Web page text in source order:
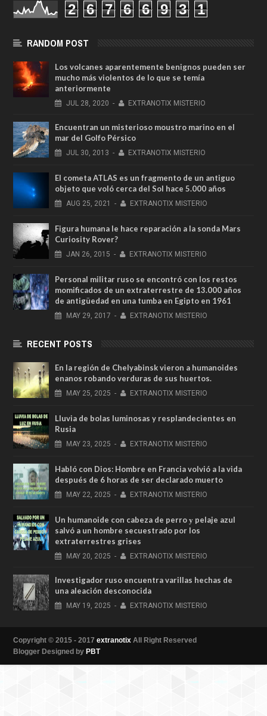
2 6 7 6 6 9 3 1
RANDOM POST
Los volcanes aparentemente benignos pueden ser
mucho más violentos de lo que se temía
anteriormente
JUL 28, 2020 - EXTRANOTIX MISTERIO
Encuentran un misterioso moustro marino en el
mar del Golfo Pérsico
JUL 30, 2013 - EXTRANOTIX MISTERIO
El cometa ATLAS es un fragmento de un antiguo
objeto que voló cerca del Sol hace 5.000 años
AUG 25, 2021 - EXTRANOTIX MISTERIO
Figura humana le hace reparación a la sonda Mars
Curiosity Rover?
JAN 26, 2015 - EXTRANOTIX MISTERIO
Personal militar ruso se encontró con los restos
momificados de un extraterrestre de 13.000 años
de antigüedad en una tumba en Egipto en 1961
MAY 29, 2017 - EXTRANOTIX MISTERIO
RECENT POSTS
En la región de Chelyabinsk vieron a humanoides
enanos robando verduras de sus huertos.
MAY 25, 2025 - EXTRANOTIX MISTERIO
Lluvia de bolas luminosas y resplandecientes en
Rusia
MAY 23, 2025 - EXTRANOTIX MISTERIO
Habló con Dios: Hombre en Francia volvió a la vida
después de 6 horas de ser declarado muerto
MAY 22, 2025 - EXTRANOTIX MISTERIO
Un humanoide con cabeza de perro у pelaje azul
salvó a un hombre secuestrado por los
extraterrestres grises
MAY 20, 2025 - EXTRANOTIX MISTERIO
Investigador ruso encuentra varillas hechas de
una aleación desconocida
MAY 19, 2025 - EXTRANOTIX MISTERIO
Copyright © 2015 - 2017 extranotix All Right Reserved
Blogger Designed by PBT